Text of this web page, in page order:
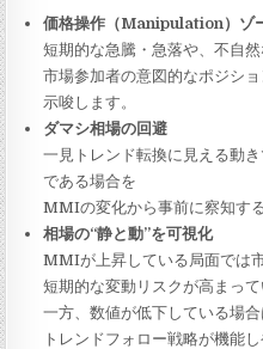
価格操作（Manipulation）ゾ
短期的な急騰・急落や、不自然
市場参加者の意図的なポジシ
示唆します。
ダマシ相場の回避
一見トレンド転換に見える動
である場合を
MMIの変化から事前に察知す
相場の“静と動”を可視化
MMIが上昇している局面では
短期的な変動リスクが高まって
一方、数値が低下している場合
トレンドフォロー戦略が機能